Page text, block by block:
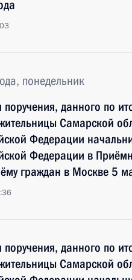
понедельник
поручения, данного по
Самарской
Федерации
Федерации в
граждан в Москве 5
поручения, данного по
Самарской